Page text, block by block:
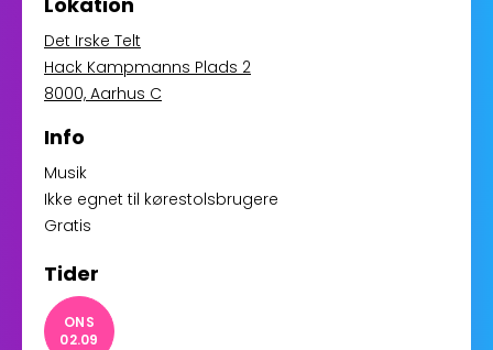
Det Irske Telt
Hack Kampmanns Plads 2
8000, Aarhus C
Info
Musik
Ikke egnet til kørestolsbrugere
Gratis
Tider
ONS
02.09